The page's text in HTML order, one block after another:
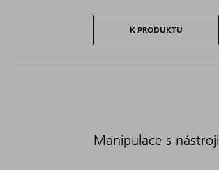
K PRODUKTU
Manipulace s nástroji